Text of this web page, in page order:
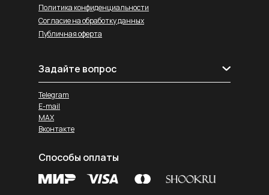
Политика конфиденциальности
Согласие на обработку данных
Публичная оферта
Задайте вопрос
Telegram
E-mail
MAX
Вконтакте
Способы оплаты